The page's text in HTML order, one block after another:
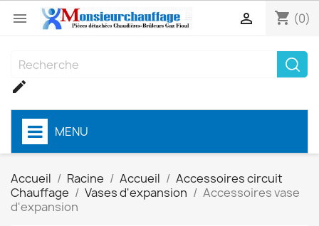
 shopping_cart (0)


MENU
Accueil Racine Accueil
Accessoires circuit
Chauffage
Vases d'expansion
Accessoires vase
d'expansion